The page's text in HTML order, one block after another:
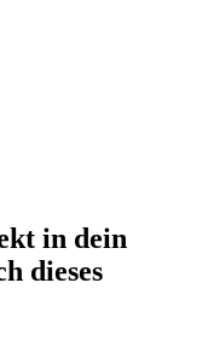
in dein
dieses